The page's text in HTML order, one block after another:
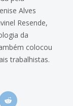
Alves
Resende,
da
colocou
trabalhistas.